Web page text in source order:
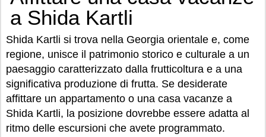
a Shida Kartli
Shida Kartli si trova nella Georgia orientale e, come
regione, unisce il patrimonio storico e culturale a un
paesaggio caratterizzato dalla frutticoltura e a una
significativa produzione di frutta. Se desiderate
affittare un appartamento o una casa vacanze a
Shida Kartli, la posizione dovrebbe essere adatta al
ritmo delle escursioni che avete programmato.